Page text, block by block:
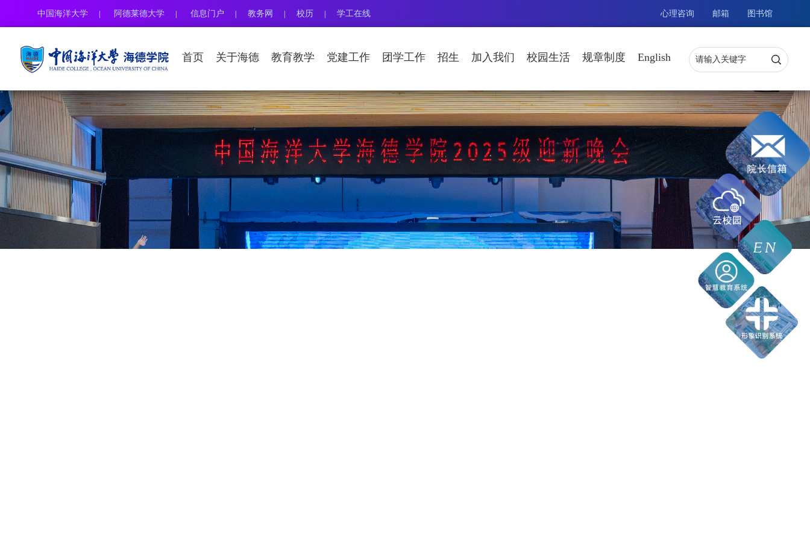
中国海洋大学 | 阿德莱德大学 | 信息门户 | 教务网 | 校历 | 学工在线 心理咨询 邮箱 图书馆
首页 关于海德 教育教学 党建工作 团学工作 招生 加入我们 校园生活 规章制度 English